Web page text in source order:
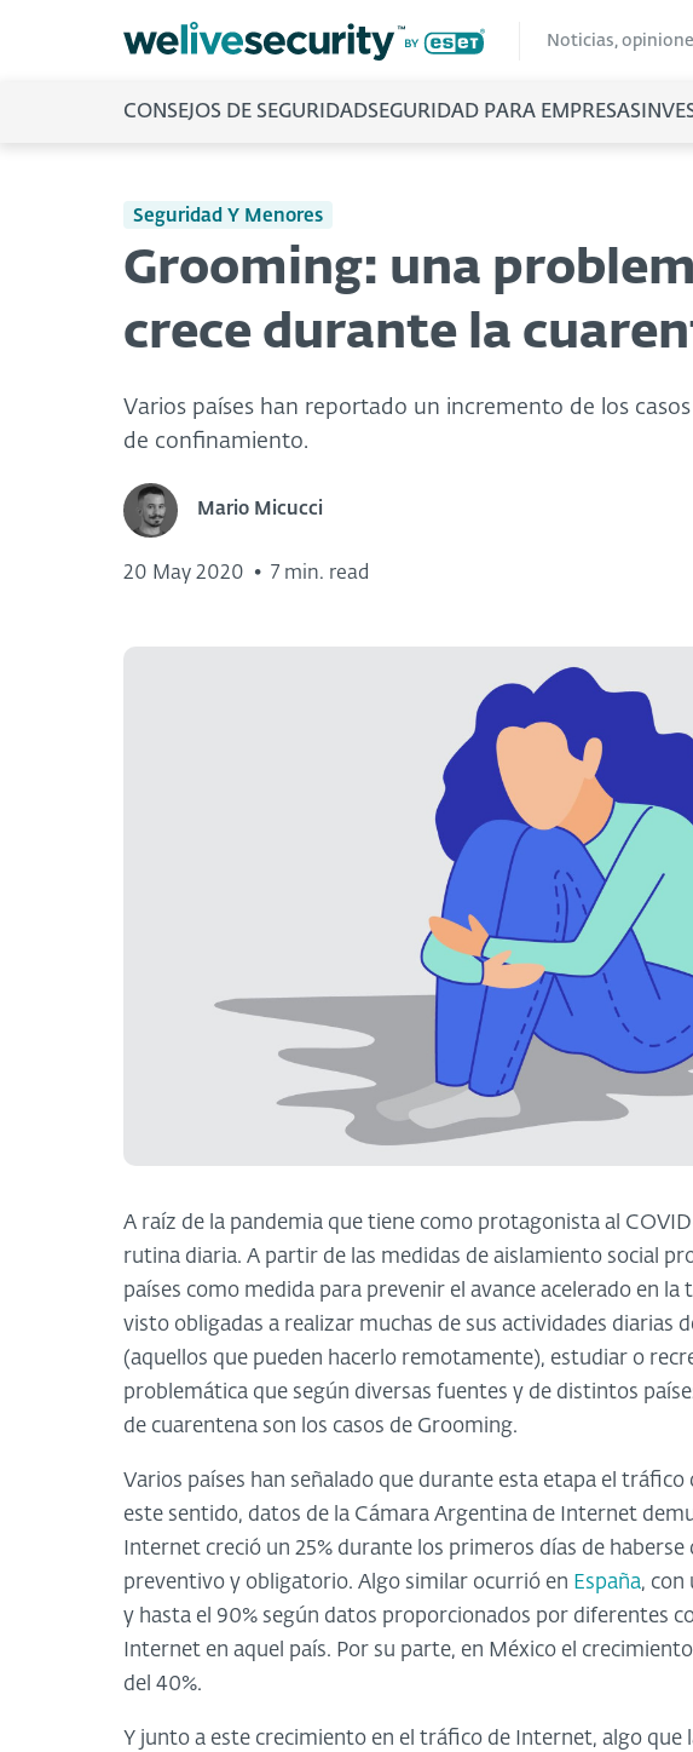
Noticias,
CONSEJOS DE SEGURIDADSEGURIDAD PARA EMPRESAS
Seguridad Y Menores
Grooming: una
crece durante la
Varios países han reportado un incremento de los
de confinamiento.
Mario Micucci
20 May 2020 • 7 min. read
A raíz de la pandemia que tiene como protagonista al
rutina diaria. A partir de las medidas de aislamiento social
países como medida para prevenir el avance acelerado en la
visto obligadas a realizar muchas de sus actividades diarias
(aquellos que pueden hacerlo remotamente), estudiar o
problemática que según diversas fuentes y de distintos
de cuarentena son los casos de Grooming.
Varios países han señalado que durante esta etapa el
este sentido, datos de la Cámara Argentina de Internet
Internet creció un 25% durante los primeros días de
preventivo y obligatorio. Algo similar ocurrió en España, con
y hasta el 90% según datos proporcionados por diferentes
Internet en aquel país. Por su parte, en México el
del 40%.
Y junto a este crecimiento en el tráfico de Internet, algo